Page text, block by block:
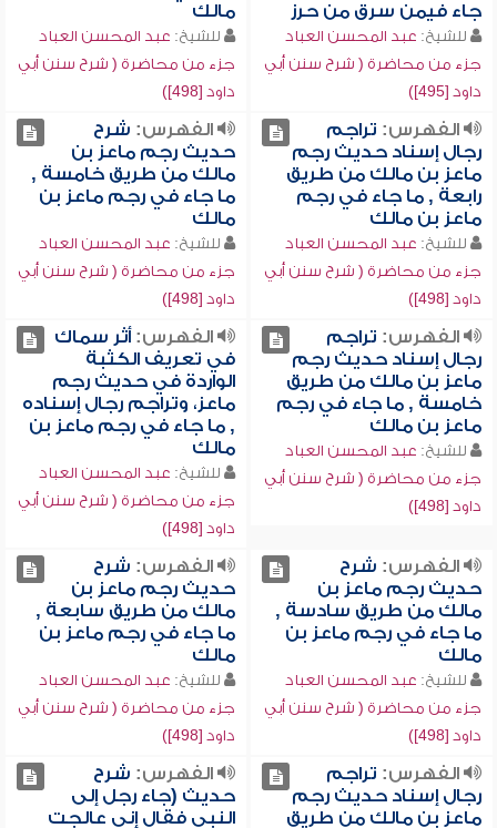
جاء فيمن سرق من حرز
للشيخ: عبد المحسن العباد
جزء من محاضرة ( شرح سنن أبي
داود [495])
مالك
للشيخ: عبد المحسن العباد
جزء من محاضرة ( شرح سنن أبي
داود [498])
الفهرس: تراجم
رجال إسناد حديث رجم
ماعز بن مالك من طريق
رابعة , ما جاء في رجم
ماعز بن مالك
للشيخ: عبد المحسن العباد
جزء من محاضرة ( شرح سنن أبي
داود [498])
الفهرس: شرح
حديث رجم ماعز بن
مالك من طريق خامسة ,
ما جاء في رجم ماعز بن
مالك
للشيخ: عبد المحسن العباد
جزء من محاضرة ( شرح سنن أبي
داود [498])
الفهرس: تراجم
رجال إسناد حديث رجم
ماعز بن مالك من طريق
خامسة , ما جاء في رجم
ماعز بن مالك
للشيخ: عبد المحسن العباد
جزء من محاضرة ( شرح سنن أبي
داود [498])
الفهرس:أثر سماك
في تعريف الكثبة
الواردة في حديث رجم
ماعز، وتراجم رجال إسناده
, ما جاء في رجم ماعز بن
مالك
للشيخ: عبد المحسن العباد
جزء من محاضرة ( شرح سنن أبي
داود [498])
الفهرس: شرح
حديث رجم ماعز بن
مالك من طريق سادسة ,
ما جاء في رجم ماعز بن
مالك
للشيخ: عبد المحسن العباد
جزء من محاضرة ( شرح سنن أبي
داود [498])
الفهرس: شرح
حديث رجم ماعز بن
مالك من طريق سابعة ,
ما جاء في رجم ماعز بن
مالك
للشيخ: عبد المحسن العباد
جزء من محاضرة ( شرح سنن أبي
داود [498])
الفهرس: تراجم
رجال إسناد حديث رجم
ماعز بن مالك من طريق
الفهرس: شرح
حديث (جاء رجل إلى
النبي فقال إني عالجت